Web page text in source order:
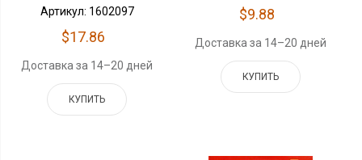
Артикул: 1602097
$17.86
Доставка за 14–20 дней
КУПИТЬ
$9.88
Доставка за 14–20 дней
КУПИТЬ